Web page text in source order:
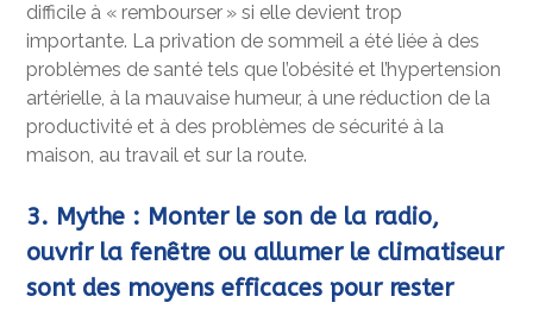
difficile à « rembourser » si elle devient trop
importante. La privation de sommeil a été liée à des
problèmes de santé tels que l’obésité et l’hypertension
artérielle, à la mauvaise humeur, à une réduction de la
productivité et à des problèmes de sécurité à la
maison, au travail et sur la route.
3. Mythe : Monter le son de la radio,
ouvrir la fenêtre ou allumer le climatiseur
sont des moyens efficaces pour rester